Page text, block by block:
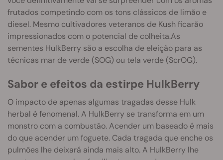
frutados competindo com os tons clássicos de limão e
diesel. Mesmo cultivadores veteranos de Kush ficarão
impressionados com o potencial de colheita.As
sementes HulkBerry são a escolha de eleição para as
técnicas mar de verde (SOG) ou tela verde (ScrOG).
Sabor e efeitos da estirpe HulkBerry
O impacto de apenas algumas tragadas desse Hulk
herbal é fenomenal. A HulkBerry se transforma em um
monstro com a combustão. Acender um baseado é mais
do que acender um foguete. Cada tragada que enche os
pulmões lhe deixará ainda mais alto. A HulkBerry lhe